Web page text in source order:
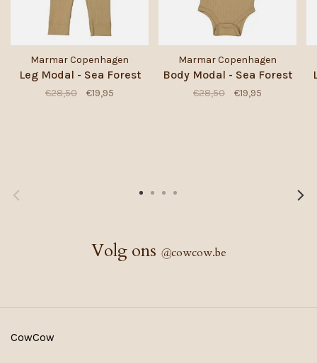
Marmar Copenhagen
Leg Modal - Sea Forest
€28,50 €19,95
Marmar Copenhagen
Body Modal - Sea Forest
€28,50 €19,95
Volg ons @cowcow.be
CowCow